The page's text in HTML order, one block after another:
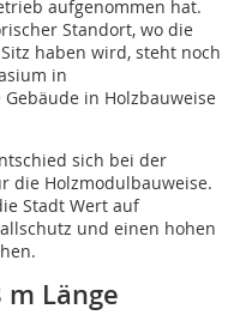
aufgenommen hat.
Standort, wo die
haben wird, steht noch
in
in Holzbauweise
sich bei der
die Holzmodulbauweise.
Stadt Wert auf
und einen hohen
Länge